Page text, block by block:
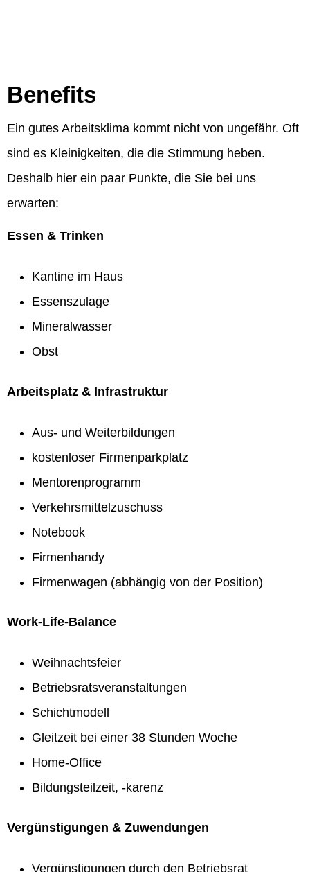
Benefits
Ein gutes Arbeitsklima kommt nicht von ungefähr. Oft
sind es Kleinigkeiten, die die Stimmung heben.
Deshalb hier ein paar Punkte, die Sie bei uns
erwarten:
Essen & Trinken
Kantine im Haus
Essenszulage
Mineralwasser
Obst
Arbeitsplatz & Infrastruktur
Aus- und Weiterbildungen
kostenloser Firmenparkplatz
Mentorenprogramm
Verkehrsmittelzuschuss
Notebook
Firmenhandy
Firmenwagen (abhängig von der Position)
Work-Life-Balance
Weihnachtsfeier
Betriebsratsveranstaltungen
Schichtmodell
Gleitzeit bei einer 38 Stunden Woche
Home-Office
Bildungsteilzeit, -karenz
Vergünstigungen & Zuwendungen
Vergünstigungen durch den Betriebsrat